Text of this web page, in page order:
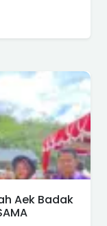
Aek Badak